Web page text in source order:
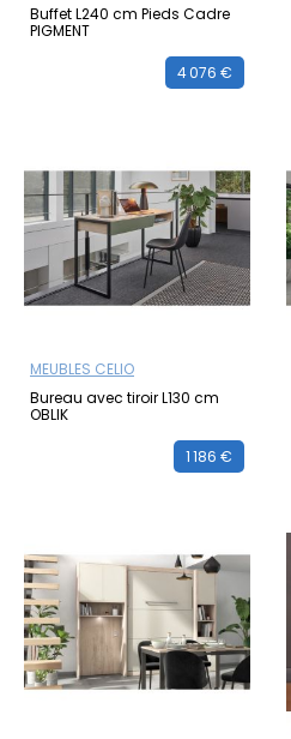
Buffet L240 cm Pieds Cadre
PIGMENT
4 076 €
MEUBLES CELIO
Bureau avec tiroir L130 cm
OBLIK
1 186 €